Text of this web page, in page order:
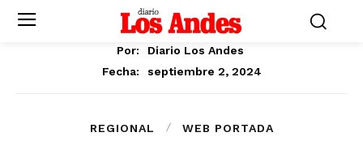
Por:
Diario Los Andes
Fecha:
septiembre 2, 2024
REGIONAL WEB PORTADA